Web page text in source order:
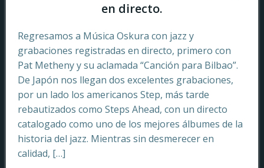
en directo.
Regresamos a Música Oskura con jazz y
grabaciones registradas en directo, primero con
Pat Metheny y su aclamada “Canción para Bilbao”.
De Japón nos llegan dos excelentes grabaciones,
por un lado los americanos Step, más tarde
rebautizados como Steps Ahead, con un directo
catalogado como uno de los mejores álbumes de la
historia del jazz. Mientras sin desmerecer en
calidad, […]